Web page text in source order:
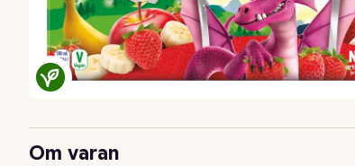
Om varan